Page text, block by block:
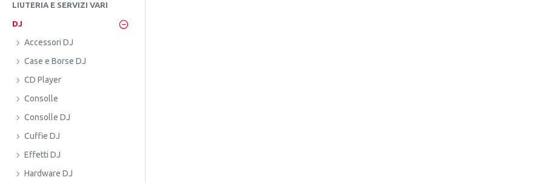
LIUTERIA E SERVIZI VARI
DJ
Accessori DJ
Case e Borse DJ
CD Player
Consolle
Consolle DJ
Cuffie DJ
Effetti DJ
Hardware DJ